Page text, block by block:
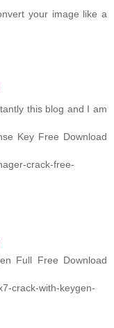
your image like a
this blog and I am
Key Free Download
crack-free-
Full Free Download
crack-with-keygen-